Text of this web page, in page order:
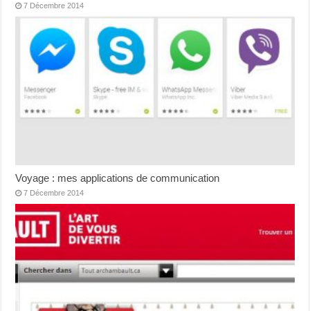
7 Décembre 2014
Voyage : mes applications de communication
7 Décembre 2014